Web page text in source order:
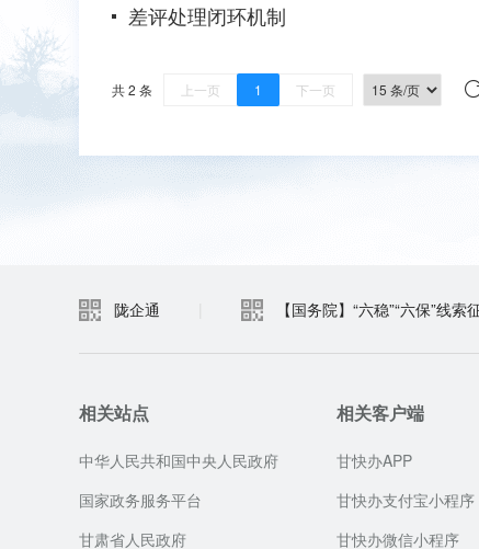
差评处理闭环机制
共 2 条 上一页 1 下一页
陇企通 【国务院】“六稳”“六保”线索
相关站点
中华人民共和国中央人民政府
国家政务服务平台
甘肃省人民政府
相关客户端
甘快办APP
甘快办支付宝小程序
甘快办微信小程序